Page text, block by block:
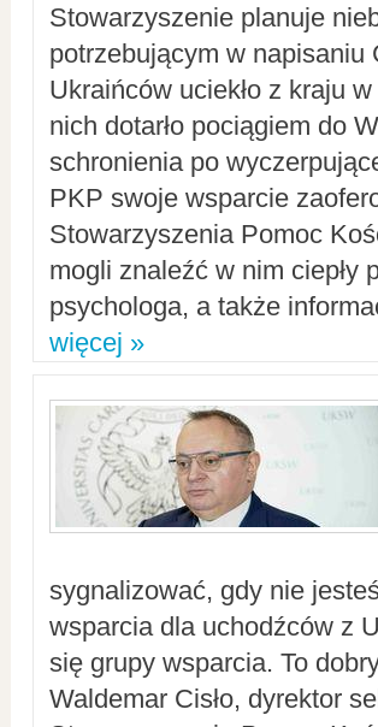
Stowarzyszenie planuje
potrzebującym w napisaniu
Ukraińców uciekło z kraju
nich dotarło pociągiem do
schronienia po
PKP swoje wsparcie
Stowarzyszenia Pomoc
mogli znaleźć w nim ciepły
psychologa, a także
więcej »
sygnalizować, gdy nie
wsparcia dla uchodźców z
się grupy wsparcia. To
Waldemar Cisło, dyrektor